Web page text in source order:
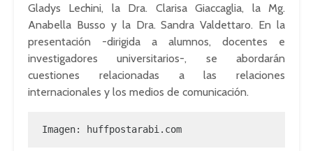
Gladys Lechini, la Dra. Clarisa Giaccaglia, la Mg.
Anabella Busso y la Dra. Sandra Valdettaro. En la
presentación -dirigida a alumnos, docentes e
investigadores universitarios-, se abordarán
cuestiones relacionadas a las relaciones
internacionales y los medios de comunicación.
Imagen: huffpostarabi.com